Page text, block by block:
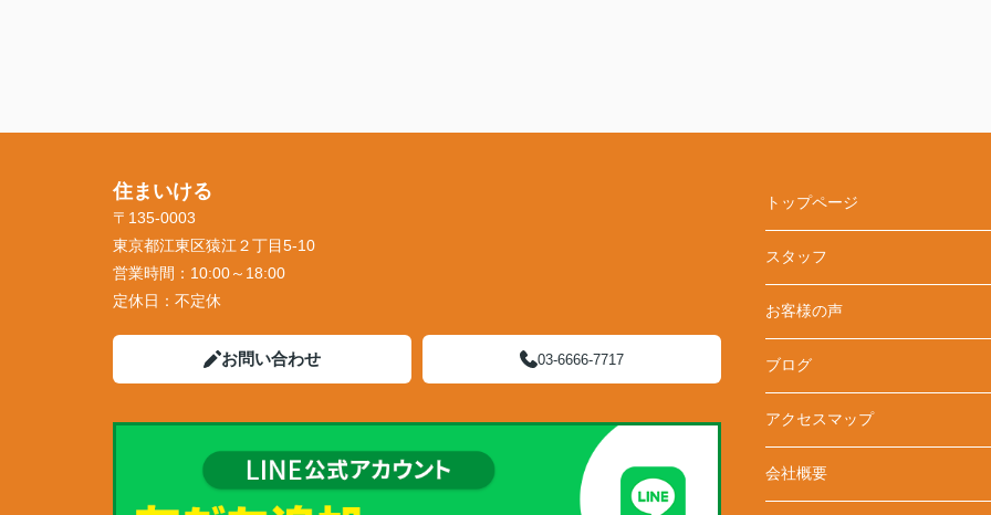
住まいける
〒135-0003
東京都江東区猿江２丁目5-10
営業時間： 10:00～18:00
定休日： 不定休
お問い合わせ 03-6666-7717
トップページ
スタッフ
お客様の声
ブログ
アクセスマップ
会社概要